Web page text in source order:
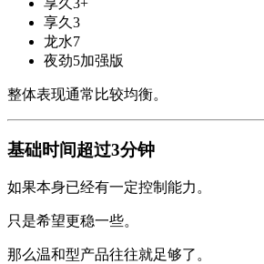
享久3+
享久3
龙水7
夜劲5加强版
整体表现通常比较均衡。
基础时间超过3分钟
如果本身已经有一定控制能力。
只是希望更稳一些。
那么温和型产品往往就足够了。